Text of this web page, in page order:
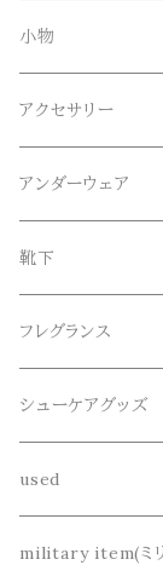
Blundstone(ブラン
CameOne(ケイム
CANDY
collonil(コロニル)
CountyComm(カ
decka(デカ)
dros dro(ドロスド
DETAIL(ディティ
Tシャツ
ロンT
シャツ
カーディガン
ボトムス
ロング
ショート
セットアップ
シューズ
シューズ
サンダル
小物
帽子、マフラー、手袋
メガネ、サングラス
ベルト
腕時計
キーアクセサリー
財布、コインケース
鞄
アクセサリー
リング
ブレスレット、バン
ネックレス
アンダーウェア
靴下
フレグランス
シューケアグッズ
used
リメイク
military item(ミリ